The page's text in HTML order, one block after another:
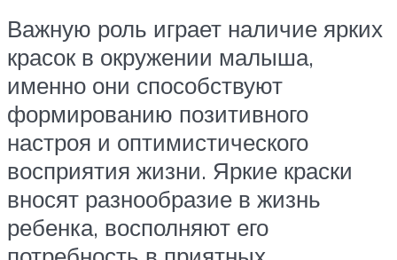
Важную роль играет наличие ярких
красок в окружении малыша,
именно они способствуют
формированию позитивного
настроя и оптимистического
восприятия жизни. Яркие краски
вносят разнообразие в жизнь
ребенка, восполняют его